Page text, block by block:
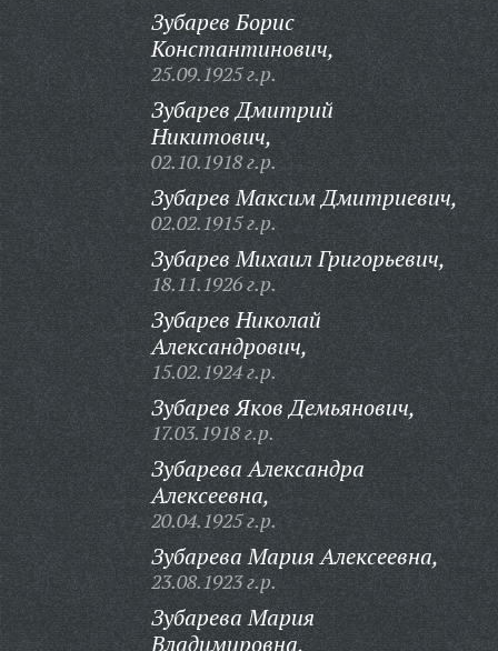
Зубарев Борис
Константинович,
25.09.1925 г.р.
Зубарев Дмитрий
Никитович,
02.10.1918 г.р.
Зубарев Максим Дмитриевич,
02.02.1915 г.р.
Зубарев Михаил Григорьевич,
18.11.1926 г.р.
Зубарев Николай
Александрович,
15.02.1924 г.р.
Зубарев Яков Демьянович,
17.03.1918 г.р.
Зубарева Александра
Алексеевна,
20.04.1925 г.р.
Зубарева Мария Алексеевна,
23.08.1923 г.р.
Зубарева Мария
Владимировна,